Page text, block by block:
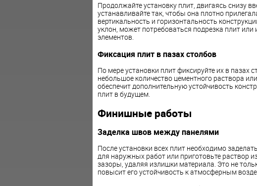
Продолжайте установку плит, двигаясь снизу
устанавливайте так, чтобы она плотно
вертикальность и горизонтальность
уклон, может потребоваться подрезка плит
элементов.
Фиксация плит в пазах столбов
По мере установки плит фиксируйте их в пазах
небольшое количество цементного раствора
обеспечит дополнительную устойчивость
плит в будущем.
Финишные работы
Заделка швов между панелями
После установки всех плит необходимо
для наружных работ или приготовьте раствор
зазоры, удаляя излишки материала. Это не
повысит его устойчивость к атмосферным